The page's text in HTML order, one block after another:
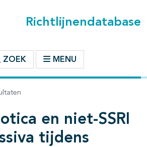
Richtlijnendatabase
ZOEK MENU
en niet-SSRI
tijdens